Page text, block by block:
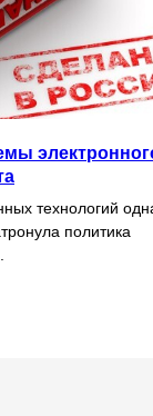
технологий
политика